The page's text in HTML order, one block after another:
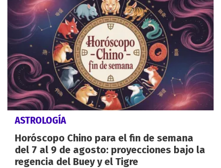
ASTROLOGÍA
Horóscopo Chino para el fin de semana
del 7 al 9 de agosto: proyecciones bajo la
regencia del Buey y el Tigre